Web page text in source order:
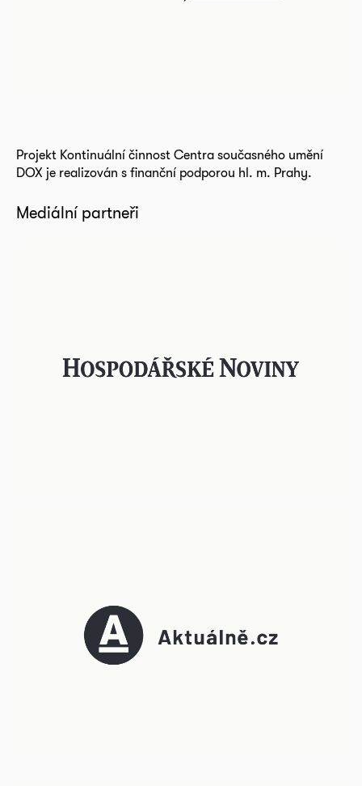
Projekt Kontinuální činnost Centra současného umění
DOX je realizován s finanční podporou hl. m. Prahy.
Mediální partneři